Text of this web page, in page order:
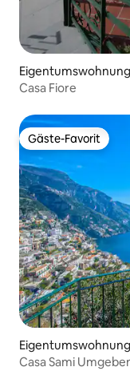
Casa Fiore
Gäste-Favorit
Gäste-Favorit
Casa Sami